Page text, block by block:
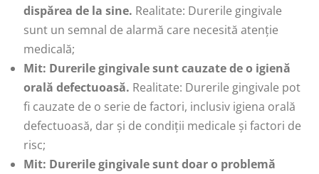
dispărea de la sine. Realitate: Durerile gingivale
sunt un semnal de alarmă care necesită atenție
medicală;
Mit: Durerile gingivale sunt cauzate de o igienă
orală defectuoasă. Realitate: Durerile gingivale pot
fi cauzate de o serie de factori, inclusiv igiena orală
defectuoasă, dar și de condiții medicale și factori de
risc;
Mit: Durerile gingivale sunt doar o problemă